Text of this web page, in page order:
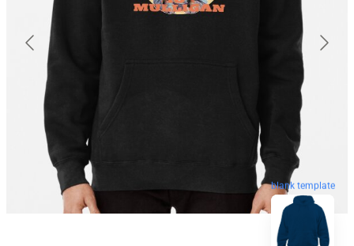
blank template